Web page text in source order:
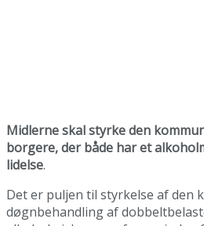
Midlerne skal styrke den
borgere, der både har et
lidelse.
Det er puljen til styrkelse af den
døgnbehandling af